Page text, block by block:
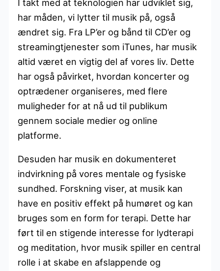
I takt med at teknologien har udviklet sig,
har måden, vi lytter til musik på, også
ændret sig. Fra LP’er og bånd til CD’er og
streamingtjenester som iTunes, har musik
altid været en vigtig del af vores liv. Dette
har også påvirket, hvordan koncerter og
optrædener organiseres, med flere
muligheder for at nå ud til publikum
gennem sociale medier og online
platforme.
Desuden har musik en dokumenteret
indvirkning på vores mentale og fysiske
sundhed. Forskning viser, at musik kan
have en positiv effekt på humøret og kan
bruges som en form for terapi. Dette har
ført til en stigende interesse for lydterapi
og meditation, hvor musik spiller en central
rolle i at skabe en afslappende og